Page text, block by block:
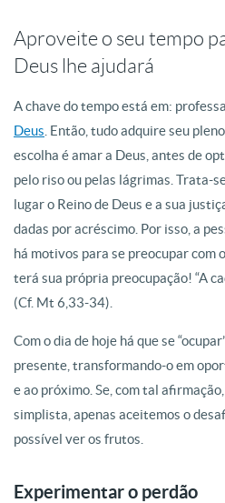
Aproveite o seu tempo
Deus lhe ajudará
A chave do tempo está em:
Deus . Então, tudo adquire seu
escolha é amar a Deus, antes de
pelo riso ou pelas lágrimas. Trata-
lugar o Reino de Deus e a sua
dadas por acréscimo. Por isso, a
há motivos para se preocupar com
terá sua própria preocupação! “A
(Cf. Mt 6,33-34).
Com o dia de hoje há que se
presente, transformando-o em
e ao próximo. Se, com tal
simplista, apenas aceitemos o
possível ver os frutos.
Experimentar o perdão